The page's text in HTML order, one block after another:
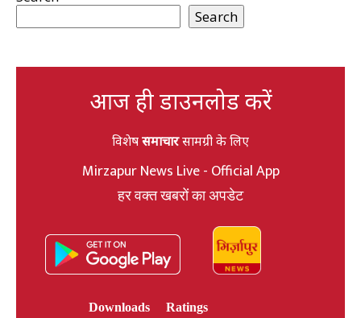
Search
आज ही डाउनलोड करें
विशेषसमाचारसामग्री के लिए
Mirzapur News Live - Official App
हर वक्त खबरों का अपडेट
Downloads
Ratings